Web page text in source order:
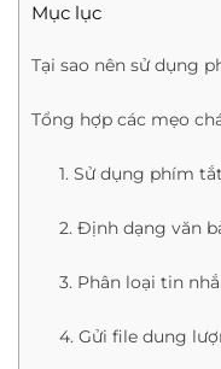
Mục lục
Tại sao nên sử dụng
Tổng hợp các mẹo
1. Sử dụng phím
2. Định dạng văn
3. Phân loại tin
4. Gửi file dung